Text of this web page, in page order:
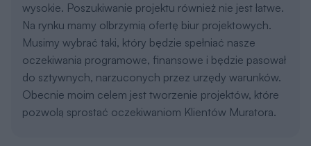
wysokie. Poszukiwanie projektu również nie jest łatwe.
Na rynku mamy olbrzymią ofertę biur projektowych.
Musimy wybrać taki, który będzie spełniać nasze
oczekiwania programowe, finansowe i będzie pasował
do sztywnych, narzuconych przez urzędy warunków.
Obecnie moim celem jest tworzenie projektów, które
pozwolą sprostać oczekiwaniom Klientów Muratora.